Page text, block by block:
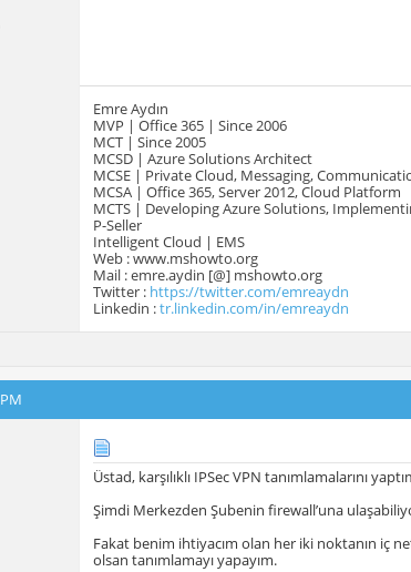
Emre Aydın
MVP | Office 365 | Since 2006
MCT | Since 2005
MCSD | Azure Solutions Architect
MCSE | Private Cloud, Messaging,
MCSA | Office 365, Server 2012, Cloud Platform
MCTS | Developing Azure Solutions,
P-Seller
Intelligent Cloud | EMS
Web : www.mshowto.org
Mail : emre.aydin [@] mshowto.org
Twitter : https://twitter.com/emreaydn
Linkedin :tr.linkedin.com/in/emreaydn
Üstad, karşılıklı IPSec VPN tanımlamalarını
Şimdi Merkezden Şubenin firewall’una
Fakat benim ihtiyacım olan her iki noktanın iç
olsan tanımlamayı yapayım.